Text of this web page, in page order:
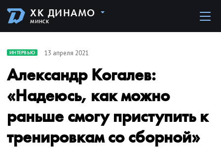
ХК ДИНАМО
МИНСК
ИНТЕРВЬЮ 13 апреля 2021
Александр Когалев:
«Надеюсь, как можно
раньше смогу приступить к
тренировкам со сборной»